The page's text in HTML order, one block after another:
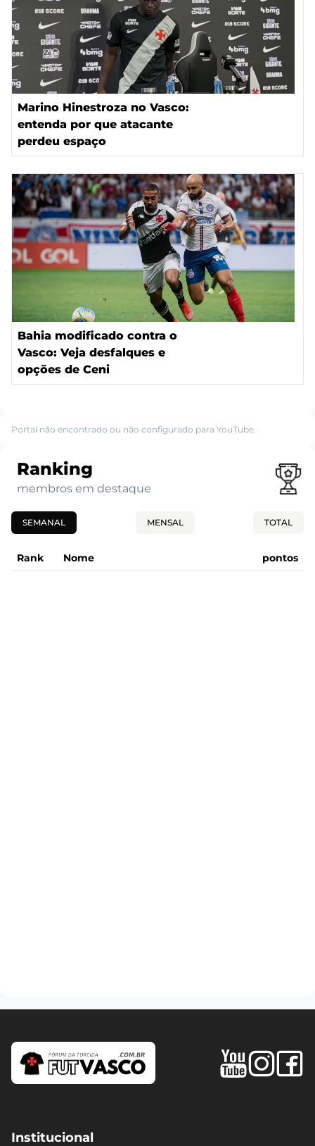
Marino Hinestroza no Vasco:
entenda por que atacante
perdeu espaço
Bahia modificado contra o
Vasco: Veja desfalques e
opções de Ceni
Portal não encontrado ou não configurado para YouTube.
Ranking
membros em destaque
SEMANAL MENSAL TOTAL
Rank Nome pontos
Institucional